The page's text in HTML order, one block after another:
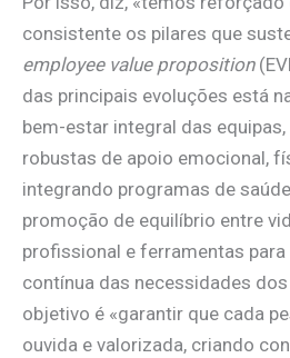
consistente os pilares que
employee value proposition
das principais evoluções está
bem-estar integral das
robustas de apoio emocional,
integrando programas de
promoção de equilíbrio entre
profissional e ferramentas
contínua das necessidades
objetivo é «garantir que cada
ouvida e valorizada, criando